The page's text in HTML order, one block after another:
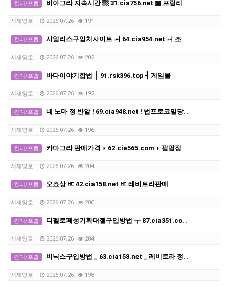
킨디/프랩 비아그라 지속시간 ▩ 31.cia756.net ▩ 프릴리지약국
서재영호 2026.07.26 191
킨디/프랩 시알리스구입처사이트 ㆉ 64.cia954.net ㆉ 조루방지제 지속시간
서재영호 2026.07.26 202
킨디/프랩 바다이야기합법 ┤ 91.rsk396.top ┦ 게임몰
서재영호 2026.07.26 192
킨디/프랩 네 노마 정 반알 ! 69.cia948.net ! 법프로코밀당일배송
서재영호 2026.07.26 196
킨디/프랩 카마그라 판매가격 ◗ 62.cia565.com ◗ 팔팔정 구매
서재영호 2026.07.26 204
킨디/프랩 오죠상 ㅳ 42.cia158.net ㅳ 레비트라판매
서재영호 2026.07.26 200
킨디/프랩 디펠로페성기확대젤구입방법 ┯ 87.cia351.com ┯ 조루방지제후불제
서재영호 2026.07.26 204
킨디/프랩 비닉스구입방법 _ 63.cia158.net _ 레비트라 정품 구입
서재영호 2026.07.26 198